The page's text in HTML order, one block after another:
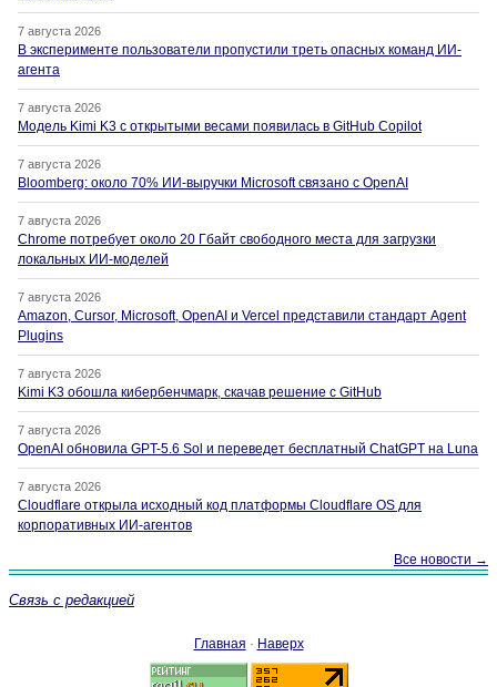
7 августа 2026
В эксперименте пользователи пропустили треть опасных команд ИИ-
агента
7 августа 2026
Модель Kimi K3 с открытыми весами появилась в GitHub Copilot
7 августа 2026
Bloomberg: около 70% ИИ-выручки Microsoft связано с OpenAI
7 августа 2026
Chrome потребует около 20 Гбайт свободного места для загрузки
локальных ИИ-моделей
7 августа 2026
Amazon, Cursor, Microsoft, OpenAI и Vercel представили стандарт Agent
Plugins
7 августа 2026
Kimi K3 обошла кибербенчмарк, скачав решение с GitHub
7 августа 2026
OpenAI обновила GPT-5.6 Sol и переведет бесплатный ChatGPT на Luna
7 августа 2026
Cloudflare открыла исходный код платформы Cloudflare OS для
корпоративных ИИ-агентов
Все новости →
Связь с редакцией
Главная · Наверх